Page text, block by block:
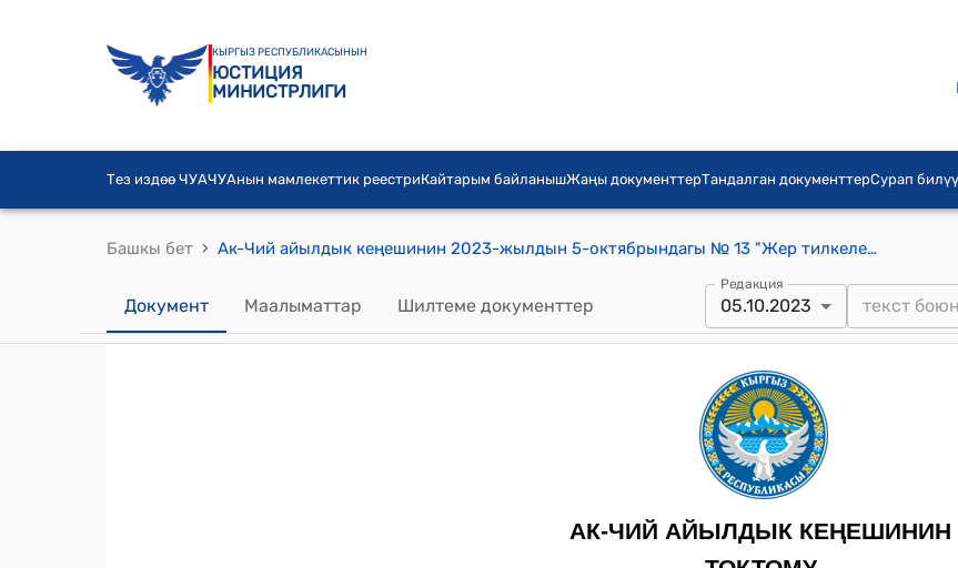
КЫРГЫЗ РЕСПУБЛИКАСЫНЫН
ЮСТИЦИЯ
МИНИСТРЛИГИ
Тез издөө ЧУАЧУАнын мамлекеттик реестриКайтарым байланышЖаңы документтерТандалган документтерСурап билүү
Башкы бет › Ак-Чий айылдык кеңешинин 2023-жылдын 5-октябрындагы № 13 "Жер тилкелерди трансформация боюнча иш жүргүзүү жөнүндө" токтому
Документ Маалыматтар Шилтеме документтер
Редакция
05.10.2023